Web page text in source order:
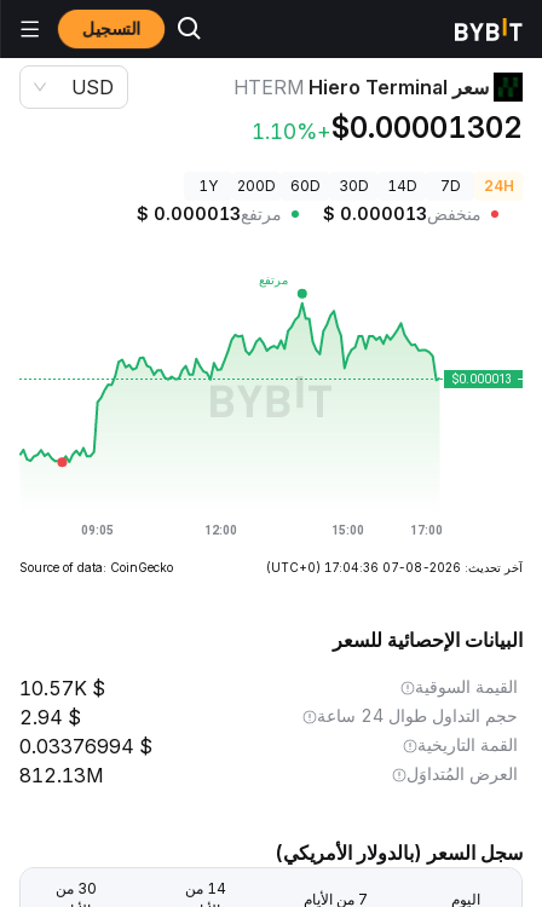
التسجيل أسعار العملات الرقمية
سعر Hiero Terminal HTERM
$0.00001302
+1.10%
USD
24H
7D
14D
30D
60D
200D
1Y
منخفض $ 0.000013 مرتفع $ 0.000013
آخر تحديث: 2026-08-07 17:04:36 (UTC+0)
Source of data: CoinGecko
البيانات الإحصائية للسعر
القيمة السوقية 10.57K
حجم التداول طوال 24 ساعة 2.94
القمة التاريخية 0.03376994
العرض المُتداوَل 812.13M
سجل السعر (بالدولار الأمريكي)
اليوم 7 من الأيام
14 من
30 من